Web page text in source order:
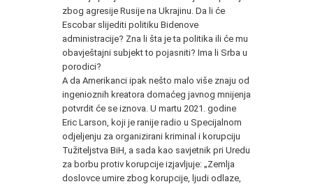
zbog agresije Rusije na Ukrajinu. Da li će
Escobar slijediti politiku Bidenove
administracije? Zna li šta je ta politika ili će mu
obavještajni subjekt to pojasniti? Ima li Srba u
porodici?
A da Amerikanci ipak nešto malo više znaju od
ingenioznih kreatora domaćeg javnog mnijenja
potvrdit će se iznova. U martu 2021. godine
Eric Larson, koji je ranije radio u Specijalnom
odjeljenju za organizirani kriminal i korupciju
Tužiteljstva BiH, a sada kao savjetnik pri Uredu
za borbu protiv korupcije izjavljuje: „Zemlja
doslovce umire zbog korupcije, ljudi odlaze,